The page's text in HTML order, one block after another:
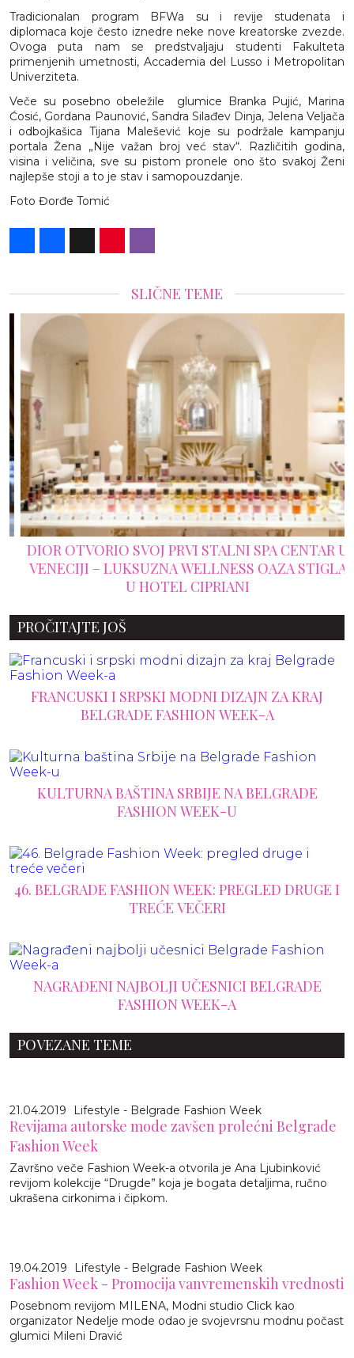
Tradicionalan program BFWa su i revije studenata i
diplomaca koje često iznedre neke nove kreatorske zvezde.
Ovoga puta nam se predstvaljaju studenti Fakulteta
primenjenih umetnosti, Accademia del Lusso i Metropolitan
Univerziteta.
Veče su posebno obeležile glumice Branka Pujić, Marina
Ćosić, Gordana Paunović, Sandra Silađev Dinja, Jelena Veljača
i odbojkašica Tijana Malešević koje su podržale kampanju
portala Žena „Nije važan broj već stav“. Različitih godina,
visina i veličina, sve su pistom pronele ono što svakoj Ženi
najlepše stoji a to je stav i samopouzdanje.
Foto Đorđe Tomić
SLIČNE TEME
DIOR OTVORIO SVOJ PRVI STALNI SPA CENTAR U
VENECIJI – LUKSUZNA WELLNESS OAZA STIGLA
U HOTEL CIPRIANI
PROČITAJTE JOŠ
FRANCUSKI I SRPSKI MODNI DIZAJN ZA KRAJ
BELGRADE FASHION WEEK-A
KULTURNA BAŠTINA SRBIJE NA BELGRADE
FASHION WEEK-U
46. BELGRADE FASHION WEEK: PREGLED DRUGE I
TREĆE VEČERI
NAGRAĐENI NAJBOLJI UČESNICI BELGRADE
FASHION WEEK-A
POVEZANE TEME
21.04.2019 Lifestyle - Belgrade Fashion Week
Revijama autorske mode zavšen prolećni Belgrade
Fashion Week
Završno veče Fashion Week-a otvorila je Ana Ljubinković
revijom kolekcije “Drugde” koja je bogata detaljima, ručno
ukrašena cirkonima i čipkom.
19.04.2019 Lifestyle - Belgrade Fashion Week
Fashion Week - Promocija vanvremenskih vrednosti
Posebnom revijom MILENA, Modni studio Click kao
organizator Nedelje mode odao je svojevrsnu modnu počast
glumici Mileni Dravić